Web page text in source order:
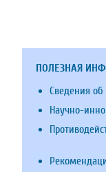
ПОЛЕЗНАЯ
Сведения об
Научно-